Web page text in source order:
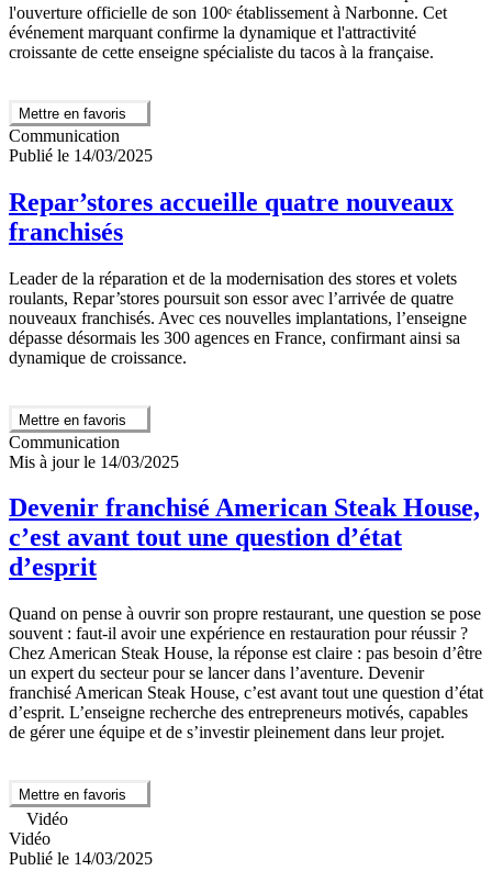
l'ouverture officielle de son 100ᵉ établissement à Narbonne. Cet
événement marquant confirme la dynamique et l'attractivité
croissante de cette enseigne spécialiste du tacos à la française.
Mettre en favoris
Communication
Publié le 14/03/2025
Repar’stores accueille quatre nouveaux
franchisés
Leader de la réparation et de la modernisation des stores et volets
roulants, Repar’stores poursuit son essor avec l’arrivée de quatre
nouveaux franchisés. Avec ces nouvelles implantations, l’enseigne
dépasse désormais les 300 agences en France, confirmant ainsi sa
dynamique de croissance.
Mettre en favoris
Communication
Mis à jour le 14/03/2025
Devenir franchisé American Steak House,
c’est avant tout une question d’état
d’esprit
Quand on pense à ouvrir son propre restaurant, une question se pose
souvent : faut-il avoir une expérience en restauration pour réussir ?
Chez American Steak House, la réponse est claire : pas besoin d’être
un expert du secteur pour se lancer dans l’aventure. Devenir
franchisé American Steak House, c’est avant tout une question d’état
d’esprit. L’enseigne recherche des entrepreneurs motivés, capables
de gérer une équipe et de s’investir pleinement dans leur projet.
Mettre en favoris
Vidéo
Vidéo
Publié le 14/03/2025